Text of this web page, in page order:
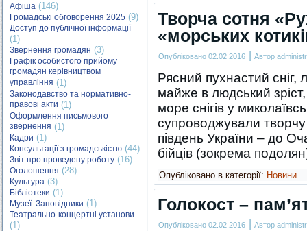
Афіша (146)
Громадські обговорення 2025 (9)
Доступ до публічної інформації
(1)
Звернення громадян (3)
Графік особистого прийому
громадян керівництвом
управління (1)
Законодавство та нормативно-
правові акти (1)
Оформлення письмового
звернення (1)
Кадри (1)
Консультації з громадськістю (44)
Звіт про проведену роботу (16)
Оголошення (28)
Культура (3)
Бібліотеки (1)
Музеї. Заповідники (1)
Театрально-концертні установи
(1)
Творча сотня
«морських
Опубліковано 02.02.2016 | Автор
Рясний пухнастий
майже в людський зріст,
море снігів у
супроводжували
південь України – до
бійців (зокрема
Опубліковано в категорії: Новини
Голокост –
Опубліковано 02.02.2016 | Автор